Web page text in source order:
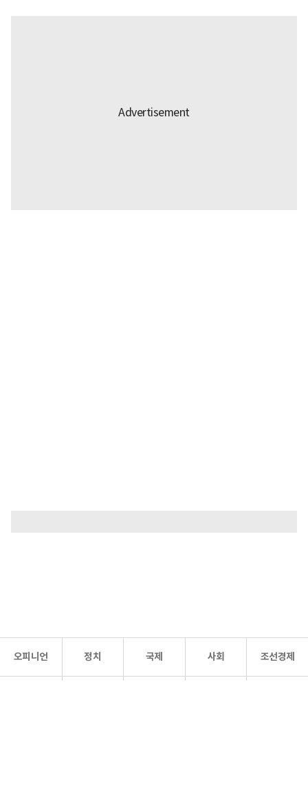
오피니언 정치 국제 사회 조선경제